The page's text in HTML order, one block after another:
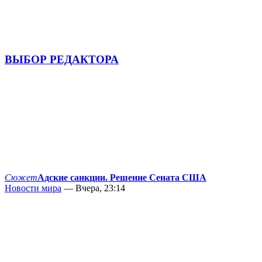
ВЫБОР РЕДАКТОРА
СюжетАдские санкции. Решение Сената США
Новости мира — Вчера, 23:14